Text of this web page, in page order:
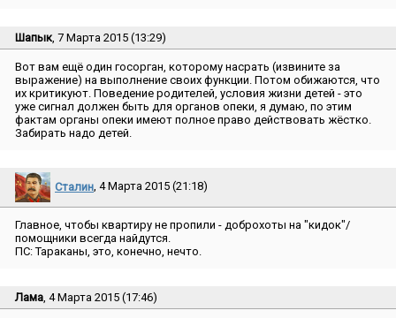
Шапык, 7 Марта 2015 (13:29)
Вот вам ещё один госорган, которому насрать (извините за
выражение) на выполнение своих функции. Потом обижаются, что
их критикуют. Поведение родителей, условия жизни детей - это
уже сигнал должен быть для органов опеки, я думаю, по этим
фактам органы опеки имеют полное право действовать жёстко.
Забирать надо детей.
Сталин, 4 Марта 2015 (21:18)
Главное, чтобы квартиру не пропили - доброхоты на ″кидок″/
помощники всегда найдутся.
ПС: Тараканы, это, конечно, нечто.
Лама , 4 Марта 2015 (17:46)